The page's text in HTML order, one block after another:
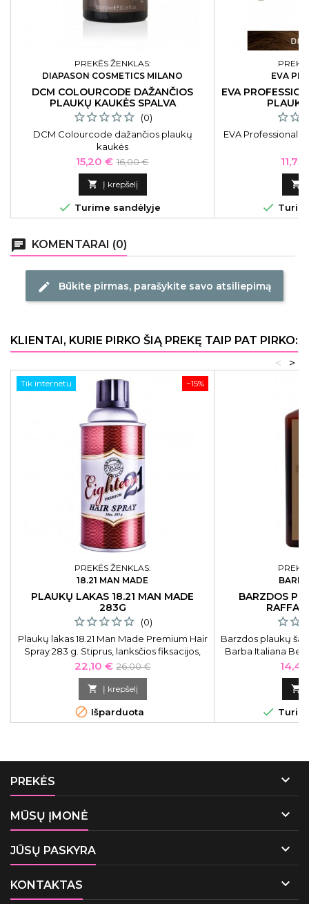
PREKĖS ŽENKLAS:
DIAPASON COSMETICS MILANO
DCM COLOURCODE DAŽANČIOS
PLAUKŲ KAUKĖS SPALVA
CHOCOLATE(0)
DCM Colourcode dažančios plaukų
kaukės
Kaina
15,20 € Bazinė
kaina
16,00 €
 Į krepšelį
 Turime sandėlyje
EVA
EVA
EVA Professional
Kaina


chat KOMENTARAI (0)
edit Būkite pirmas, parašykite savo atsiliepimą
KLIENTAI, KURIE PIRKO ŠIĄ PREKĘ TAIP PAT PIRKO:
>
<
−15%
Tik internetu
PREKĖS ŽENKLAS:
18.21 MAN MADE
PLAUKŲ LAKAS 18.21 MAN MADE
283G
(0)
Plaukų lakas 18.21 Man Made Premium Hair
Spray 283 g. Stiprus, lanksčios fiksacijos,
bei mažai blizgesio turintis plaukų lakas. Jis
puikiai tiks kiekvienos dienos naudojimui,
sulaikys nepaklusnias sruogas ir išliks visą
dieną.
Kaina
22,10 € Bazinė
kaina
26,00 €
 Į krepšelį
 Išparduota
BARZDOS
Barzdos plaukų
Barba Italiana
Kaina


PREKĖS 
MŪSŲ ĮMONĖ 
JŪSŲ PASKYRA 
KONTAKTAS 